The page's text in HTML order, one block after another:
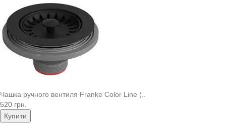
Чашка ручного вентиля Franke Color Line (..
520 грн.
Купити